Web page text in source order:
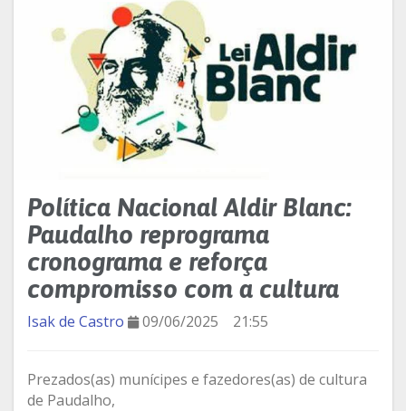
Política Nacional Aldir Blanc:
Paudalho reprograma
cronograma e reforça
compromisso com a cultura
Isak de Castro 09/06/2025 21:55
Prezados(as) munícipes e fazedores(as) de cultura
de Paudalho,